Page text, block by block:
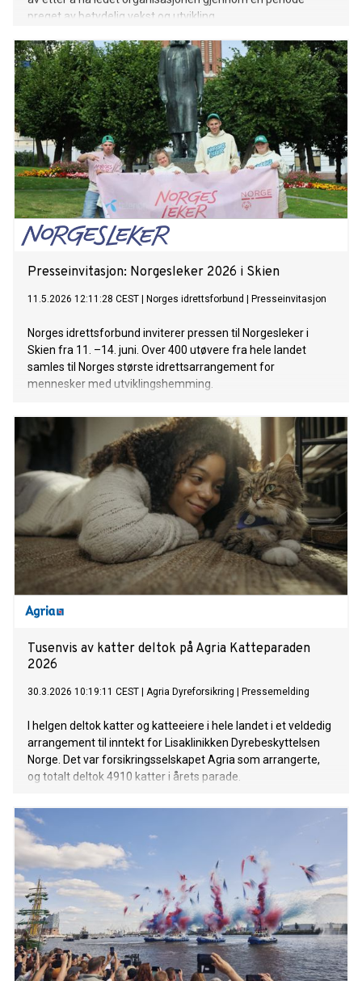
preget av betydelig vekst og utvikling.
Presseinvitasjon: Norgesleker 2026 i Skien
11.5.2026 12:11:28 CEST Norges idrettsforbund Presseinvitasjon
Norges idrettsforbund inviterer pressen til Norgesleker i
Skien fra 11. –14. juni. Over 400 utøvere fra hele landet
samles til Norges største idrettsarrangement for
mennesker med utviklingshemming.
Tusenvis av katter deltok på Agria Katteparaden
2026
30.3.2026 10:19:11 CEST Agria Dyreforsikring Pressemelding
I helgen deltok katter og katteeiere i hele landet i et veldedig
arrangement til inntekt for Lisaklinikken Dyrebeskyttelsen
Norge. Det var forsikringsselskapet Agria som arrangerte,
og totalt deltok 4910 katter i årets parade.